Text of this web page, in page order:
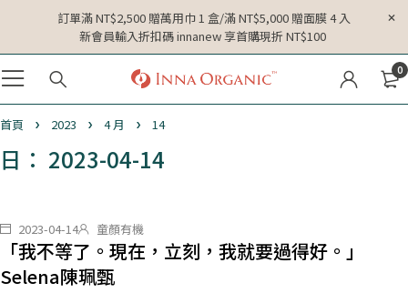
訂單滿 NT$2,500 贈萬用巾 1 盒/滿 NT$5,000 贈面膜 4 入
新會員輸入折扣碼 innanew 享首購現折 NT$100
0
首頁 2023 4 月 14
日： 2023-04-14
2023-04-14 童顏有機
「我不等了。現在，立刻，我就要過得好。」
Selena陳珮甄